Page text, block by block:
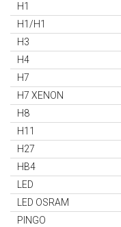
H1
H1/H1
H3
H4
H7
H7 XENON
H8
H11
H27
HB4
LED
LED OSRAM
PINGO